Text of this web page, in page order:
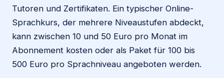
Tutoren und Zertifikaten. Ein typischer Online-
Sprachkurs, der mehrere Niveaustufen abdeckt,
kann zwischen 10 und 50 Euro pro Monat im
Abonnement kosten oder als Paket für 100 bis
500 Euro pro Sprachniveau angeboten werden.